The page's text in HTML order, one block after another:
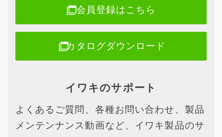
会員登録はこちら
カタログダウンロード
イワキのサポート
よくあるご質問、各種お問い合わせ、製品
メンテンナンス動画など、イワキ製品のサ